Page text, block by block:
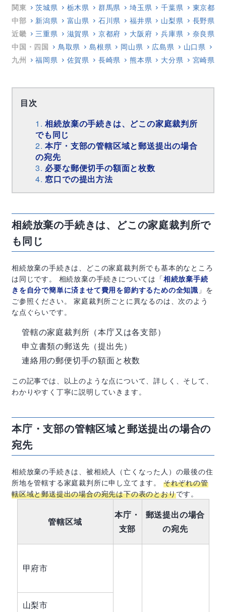
関東
茨城県 栃木県 群馬県 埼玉県 千葉県 東京都
中部
新潟県 富山県 石川県 福井県 山梨県 長野県
近畿
三重県 滋賀県 京都府 大阪府 兵庫県 奈良県
中国・四国
鳥取県 島根県 岡山県 広島県 山口県
九州
福岡県 佐賀県 長崎県 熊本県 大分県 宮崎県
目次
相続放棄の手続きは、どこの家庭裁判所
でも同じ
本庁・支部の管轄区域と郵送提出の場合
の宛先
必要な郵便切手の額面と枚数
窓口での提出方法
相続放棄の手続きは、どこの家庭裁判所で
も同じ
相続放棄の手続きは、どこの家庭裁判所でも基本的なところ
は同じです。 相続放棄の手続きについては「相続放棄手続
きを自分で簡単に済ませて費用を節約するための全知識 」を
ご参照ください。 家庭裁判所ごとに異なるのは、次のよう
な点ぐらいです。
管轄の家庭裁判所（本庁又は各支部）
申立書類の郵送先（提出先）
連絡用の郵便切手の額面と枚数
この記事では、以上のような点について、詳しく、そして、
わかりやすく丁寧に説明していきます。
本庁・支部の管轄区域と郵送提出の場合の
宛先
相続放棄の手続きは、被相続人（亡くなった人）の最後の住
所地を管轄する家庭裁判所に申し立てます。 それぞれの管
轄区域と郵送提出の場合の宛先は下の表のとおりです。
管轄区域
本庁・
支部
郵送提出の場合
の宛先
甲府市
山梨市